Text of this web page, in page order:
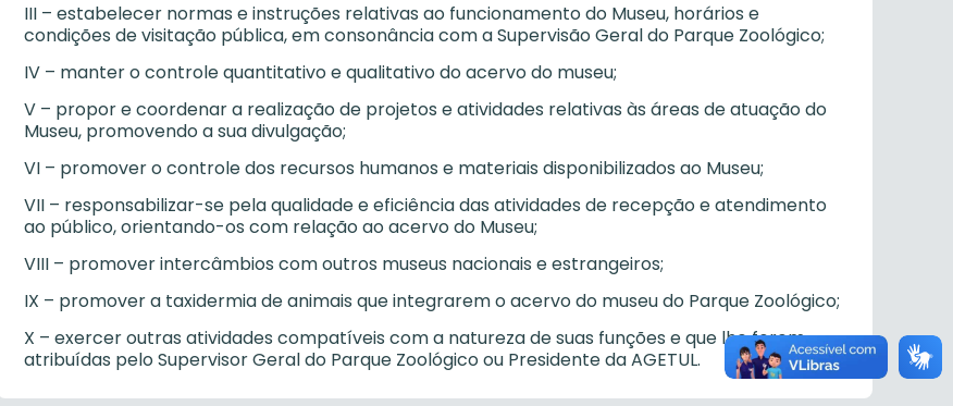
III – estabelecer normas e instruções relativas ao funcionamento do Museu, horários e
condições de visitação pública, em consonância com a Supervisão Geral do Parque Zoológico;
IV – manter o controle quantitativo e qualitativo do acervo do museu;
V – propor e coordenar a realização de projetos e atividades relativas às áreas de atuação do
Museu, promovendo a sua divulgação;
VI – promover o controle dos recursos humanos e materiais disponibilizados ao Museu;
VII – responsabilizar-se pela qualidade e eficiência das atividades de recepção e atendimento
ao público, orientando-os com relação ao acervo do Museu;
VIII – promover intercâmbios com outros museus nacionais e estrangeiros;
IX – promover a taxidermia de animais que integrarem o acervo do museu do Parque Zoológico;
X – exercer outras atividades compatíveis com a natureza de suas funções e que lhe forem
atribuídas pelo Supervisor Geral do Parque Zoológico ou Presidente da AGETUL.